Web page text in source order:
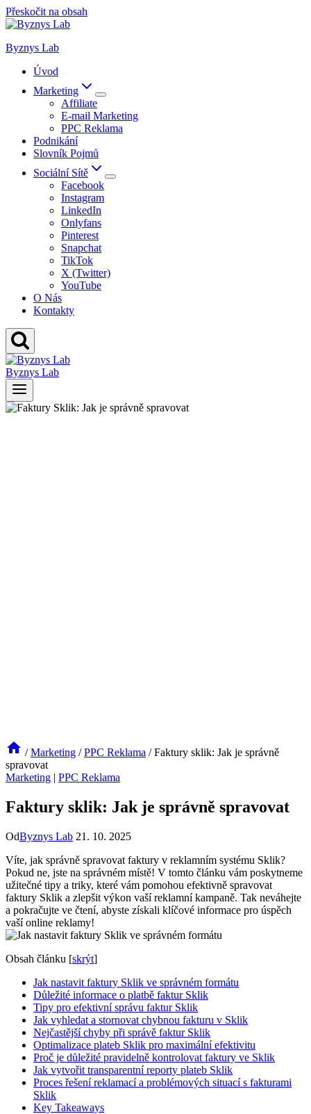
Přeskočit na obsah
Byznys Lab
Úvod
Marketing
Affiliate
E-mail Marketing
PPC Reklama
Podnikání
Slovník Pojmů
Sociální Sítě
Facebook
Instagram
LinkedIn
Onlyfans
Pinterest
Snapchat
TikTok
X (Twitter)
YouTube
O Nás
Kontakty
Byznys Lab
/ Marketing / PPC Reklama / Faktury sklik: Jak je správně
spravovat
Marketing | PPC Reklama
Faktury sklik: Jak je správně spravovat
OdByznys Lab 21. 10. 2025
Víte, jak správně spravovat faktury v reklamním systému Sklik?
‌Pokud ne,​ jste na správném místě! V tomto článku vám poskytneme
užitečné tipy a triky, které ‌vám pomohou efektivně spravovat
faktury Sklik a zlepšit výkon vaší reklamní kampaně. ‌Tak ⁣neváhejte‍
a pokračujte ve čtení, abyste získali klíčové informace pro úspěch
vaší online reklamy!
Obsah článku [skrýt]
Jak nastavit faktury Sklik ve správném ‍formátu
Důležité⁤ informace​ o⁣ platbě faktur Sklik
Tipy ⁤pro ⁣efektivní správu faktur Sklik
Jak vyhledat a stornovat⁣ chybnou fakturu v Sklik
Nejčastější chyby při správě faktur Sklik
Optimalizace plateb Sklik pro maximální efektivitu
Proč je důležité pravidelně kontrolovat faktury ve Sklik
Jak vytvořit transparentní reporty plateb Sklik
Proces řešení reklamací a ⁢problémových situací​ s fakturami
⁣Sklik
Key Takeaways